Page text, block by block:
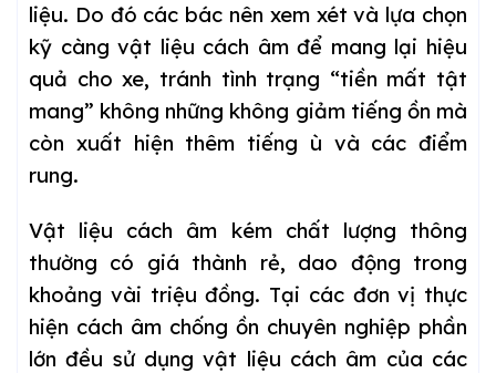
liệu. Do đó các bác nên xem xét và lựa chọn
kỹ càng vật liệu cách âm để mang lại hiệu
quả cho xe, tránh tình trạng “tiền mất tật
mang” không những không giảm tiếng ồn mà
còn xuất hiện thêm tiếng ù và các điểm
rung.
Vật liệu cách âm kém chất lượng thông
thường có giá thành rẻ, dao động trong
khoảng vài triệu đồng. Tại các đơn vị thực
hiện cách âm chống ồn chuyên nghiệp phần
lớn đều sử dụng vật liệu cách âm của các